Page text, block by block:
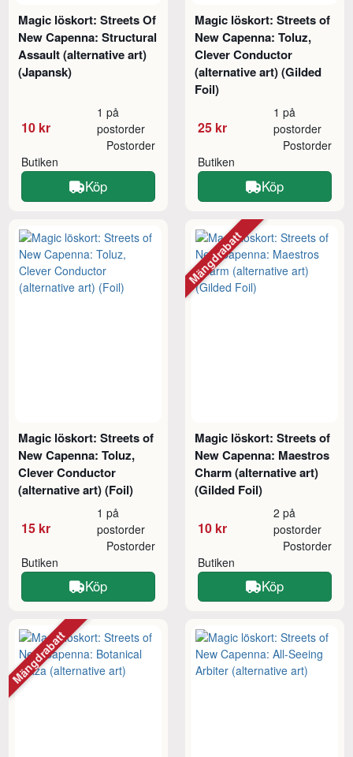
Magic löskort: Streets Of
New Capenna: Structural
Assault (alternative art)
(Japansk)
10 kr
1 på
postorder
Butiken
Postorder
Köp
Magic löskort: Streets of
New Capenna: Toluz,
Clever Conductor
(alternative art) (Gilded
Foil)
25 kr
1 på
postorder
Butiken
Postorder
Köp
Magic löskort: Streets of
New Capenna: Toluz,
Clever Conductor
(alternative art) (Foil)
15 kr
1 på
postorder
Butiken
Postorder
Köp
Magic löskort: Streets of
New Capenna: Maestros
Charm (alternative art)
(Gilded Foil)
10 kr
2 på
postorder
Butiken
Postorder
Köp
Mängdrabatt
Mängdrabatt